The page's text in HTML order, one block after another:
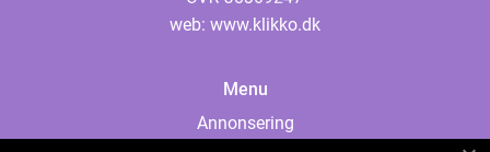
web: www.klikko.dk
Menu
Annonsering